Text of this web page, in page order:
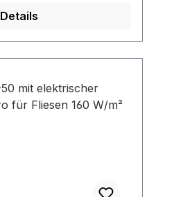
Details